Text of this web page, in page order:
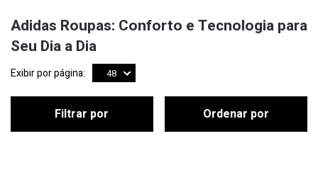
Adidas Roupas: Conforto e Tecnologia para
Seu Dia a Dia
Exibir por página: 48
Filtrar por Ordenar por